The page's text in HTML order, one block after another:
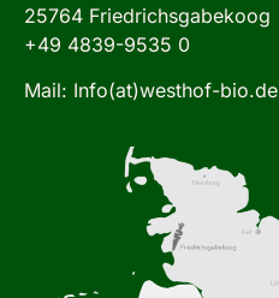
25764 Friedrichsgabekoog
+49 4839-9535 0
Mail: Info(at)westhof-bio.de